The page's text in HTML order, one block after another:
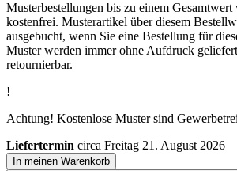
Musterbestellungen bis zu einem
kostenfrei. Musterartikel über diesem
ausgebucht, wenn Sie eine Bestellung für
Muster werden immer ohne Aufdruck
retournierbar.
!
Achtung! Kostenlose Muster sind
Liefertermin circa Freitag 21. August 2026
In meinen Warenkorb